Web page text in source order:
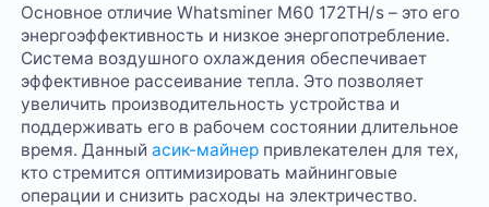
Основное отличие Whatsminer M60 172TH/s – это его
энергоэффективность и низкое энергопотребление.
Система воздушного охлаждения обеспечивает
эффективное рассеивание тепла. Это позволяет
увеличить производительность устройства и
поддерживать его в рабочем состоянии длительное
время. Данныйасик-майнер привлекателен для тех,
кто стремится оптимизировать майнинговые
операции и снизить расходы на электричество.